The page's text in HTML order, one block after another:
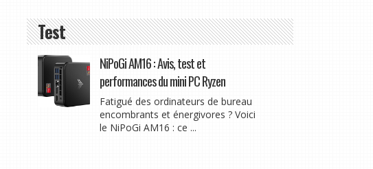
Test
NiPoGi AM16 : Avis, test et
performances du mini PC Ryzen
Fatigué des ordinateurs de bureau
encombrants et énergivores ? Voici
le NiPoGi AM16 : ce ...